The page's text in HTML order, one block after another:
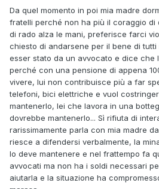
Da quel momento in poi mia madre
fratelli perché non ha più il coraggio di
di rado alza le mani, preferisce farci
chiesto di andarsene per il bene di tutti
esser stato da un avvocato e dice che
perché con una pensione di appena
vivere, lui non contribuisce più a far
telefoni, bici elettriche e vuol
mantenerlo, lei che lavora in una
dovrebbe mantenerlo... Sì rifiuta di
rarissimamente parla con mia madre
riesce a difendersi verbalmente, la
lo deve mantenere e nel frattempo fa
avvocati ma non ha i soldi necessari
aiutarla e la situazione ha